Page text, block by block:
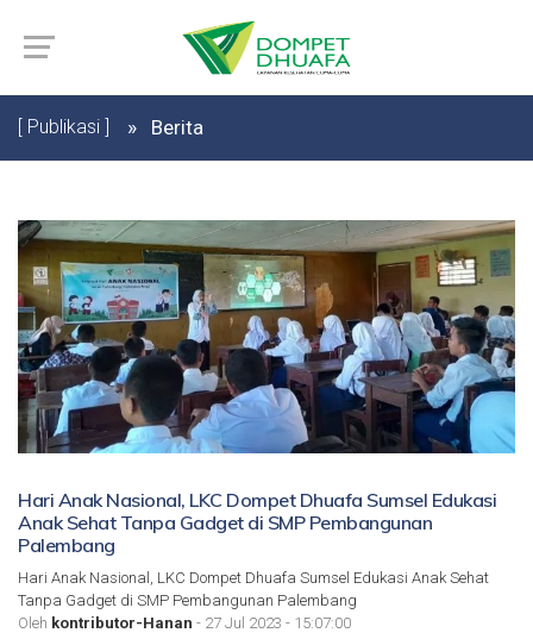
[ Publikasi ] Berita
Hari Anak Nasional, LKC Dompet Dhuafa Sumsel Edukasi
Anak Sehat Tanpa Gadget di SMP Pembangunan
Palembang
Hari Anak Nasional, LKC Dompet Dhuafa Sumsel Edukasi Anak Sehat
Tanpa Gadget di SMP Pembangunan Palembang
Oleh kontributor-Hanan - 27 Jul 2023 - 15:07:00